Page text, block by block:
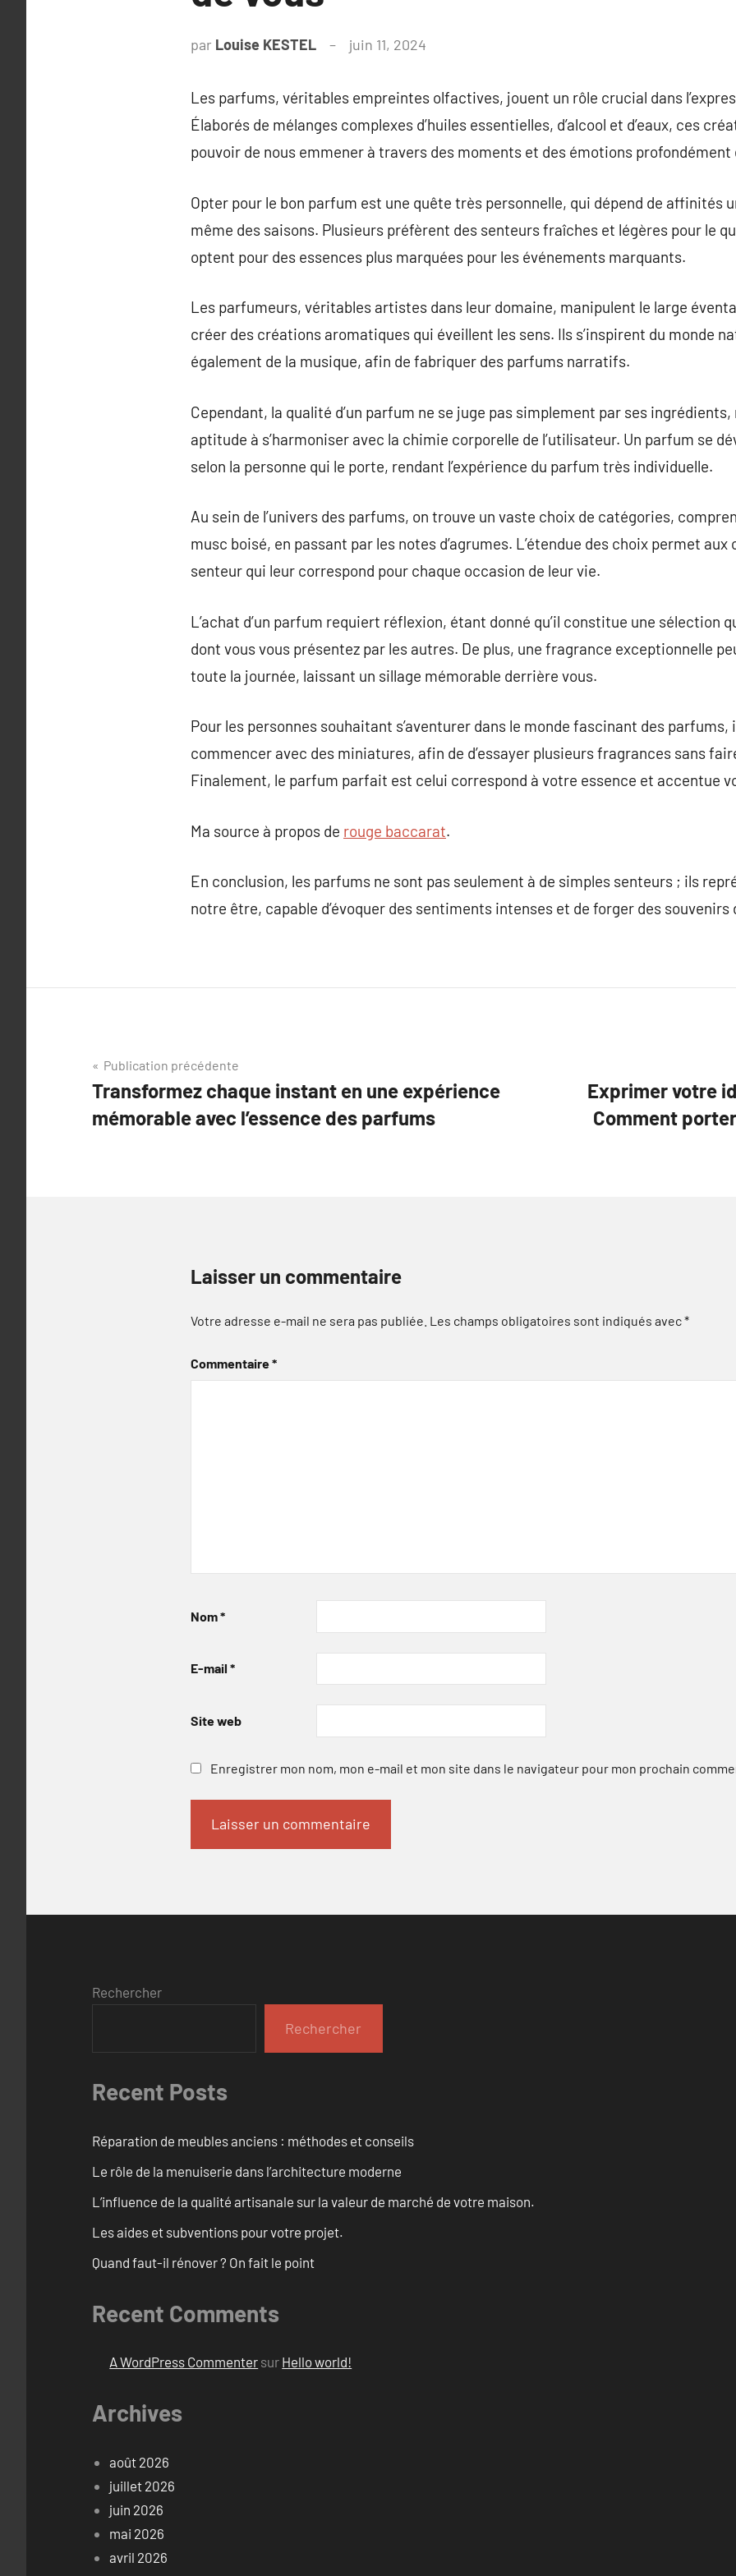
par Louise KESTEL juin 11, 2024
Les parfums, véritables empreintes olfactives, jouent un rôle crucial dans
Élaborés de mélanges complexes d’huiles essentielles, d’alcool et d’eaux, ces
pouvoir de nous emmener à travers des moments et des émotions profondément
Opter pour le bon parfum est une quête très personnelle, qui dépend de affinités
même des saisons. Plusieurs préfèrent des senteurs fraîches et légères pour le
optent pour des essences plus marquées pour les événements marquants.
Les parfumeurs, véritables artistes dans leur domaine, manipulent le large
créer des créations aromatiques qui éveillent les sens. Ils s’inspirent du monde
également de la musique, afin de fabriquer des parfums narratifs.
Cependant, la qualité d’un parfum ne se juge pas simplement par ses
aptitude à s’harmoniser avec la chimie corporelle de l’utilisateur. Un parfum se
selon la personne qui le porte, rendant l’expérience du parfum très individuelle.
Au sein de l’univers des parfums, on trouve un vaste choix de catégories,
musc boisé, en passant par les notes d’agrumes. L’étendue des choix permet
senteur qui leur correspond pour chaque occasion de leur vie.
L’achat d’un parfum requiert réflexion, étant donné qu’il constitue une sélection
dont vous vous présentez par les autres. De plus, une fragrance exceptionnelle
toute la journée, laissant un sillage mémorable derrière vous.
Pour les personnes souhaitant s’aventurer dans le monde fascinant des
commencer avec des miniatures, afin de d’essayer plusieurs fragrances sans
Finalement, le parfum parfait est celui correspond à votre essence et accentue
Ma source à propos de rouge baccarat.
En conclusion, les parfums ne sont pas seulement à de simples senteurs ; ils
notre être, capable d’évoquer des sentiments intenses et de forger des souvenirs
Navigation
de
l’article
Publication précédente
Transformez chaque instant en une expérience
mémorable avec l’essence des parfums
Exprimer votre
Comment
Laisser un commentaire
Votre adresse e-mail ne sera pas publiée. Les champs obligatoires sont indiqués avec*
Commentaire*
Nom*
E-mail *
Site web
Enregistrer mon nom, mon e-mail et mon site dans le navigateur pour mon prochain
Rechercher
Rechercher
Recent Posts
Réparation de meubles anciens : méthodes et conseils
Le rôle de la menuiserie dans l’architecture moderne
L’influence de la qualité artisanale sur la valeur de marché de votre maison.
Les aides et subventions pour votre projet.
Quand faut-il rénover ? On fait le point
Recent Comments
A WordPress Commenter sur Hello world!
Archives
août 2026
juillet 2026
juin 2026
mai 2026
avril 2026